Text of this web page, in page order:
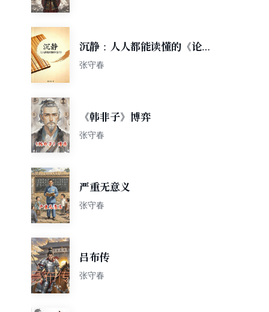
沉静：人人都能读懂的《论
语》
张守春
《韩非子》博弈
张守春
严重无意义
张守春
吕布传
张守春